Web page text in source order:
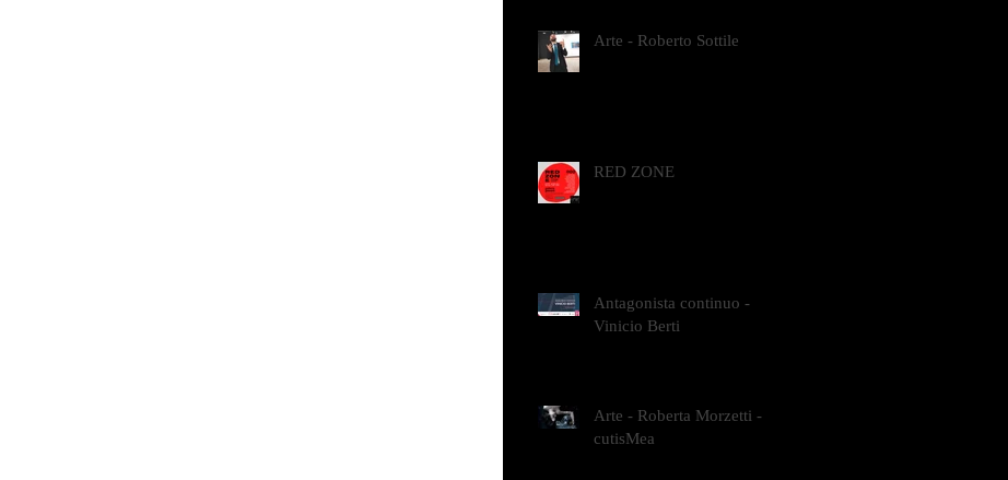
Arte - Roberto Sottile
RED ZONE
Antagonista continuo -
Vinicio Berti
Arte - Roberta Morzetti -
cutisMea